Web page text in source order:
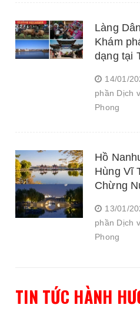
Làng
Khám
dạng tại
14/01/
phần Dịch
Phong
Hồ
Hùng Vĩ
Chừng
13/01/
phần Dịch
Phong
TIN TỨC HÀNH